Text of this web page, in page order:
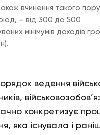
вчинення такого
– від 300 до 500
мінімумів доходів
ведення
конкретизує
яка існувала і